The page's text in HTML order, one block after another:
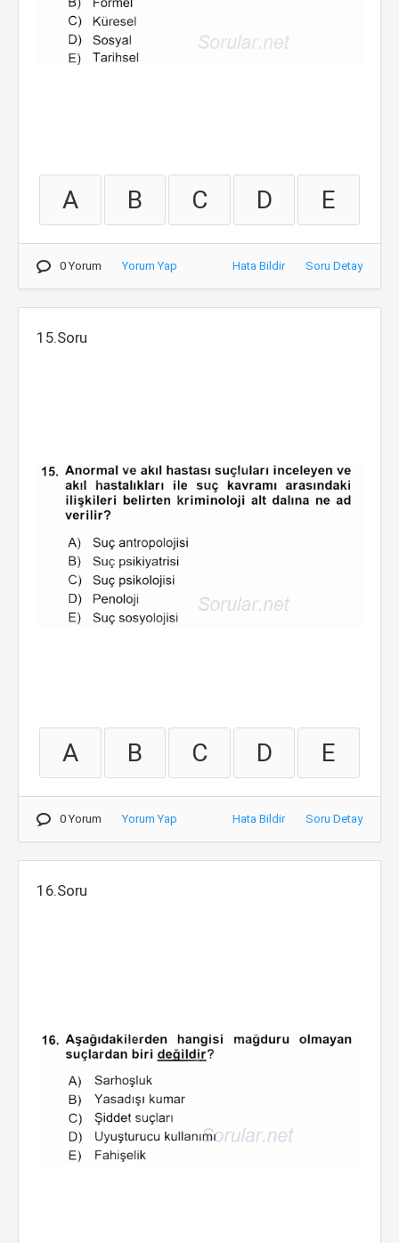
A B C D E
0 Yorum Yorum Yap Hata Bildir Soru Detay
15.Soru
A B C D E
0 Yorum Yorum Yap Hata Bildir Soru Detay
16.Soru